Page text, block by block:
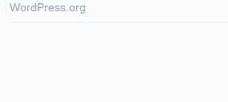
WordPress.org